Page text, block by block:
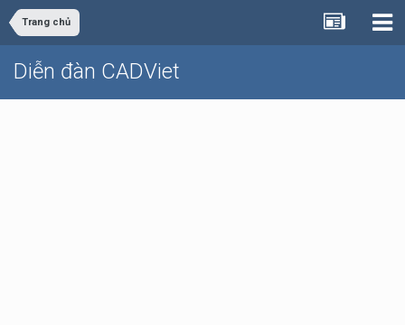
Trang chủ
Diễn đàn CADViet